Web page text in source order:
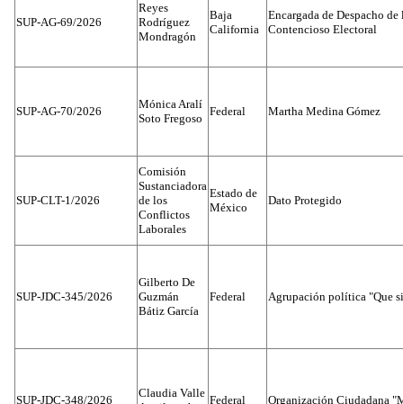
SUP-AG-69/2026
Reyes
Rodríguez
Mondragón
Baja
California
Encargada de Despacho
Contencioso Electoral
SUP-AG-70/2026
Mónica Aralí
Soto Fregoso
Federal Martha Medina Gómez
SUP-CLT-1/2026
Comisión
Sustanciadora
de los
Conflictos
Laborales
Estado de
México
Dato Protegido
SUP-JDC-345/2026
Gilberto De
Guzmán
Bátiz García
Federal Agrupación política "Que
SUP-JDC-348/2026
Claudia Valle
Federal Organización Ciudadana